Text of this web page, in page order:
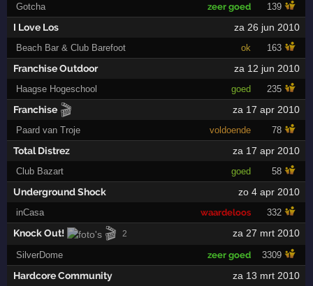
Gotcha zeer goed 139
I Love Los za 26 jun 2010
Beach Bar & Club Barefoot ok 163
Franchise Outdoor za 12 jun 2010
Haagse Hogeschool goed 235
Franchise 🎬 za 17 apr 2010
Paard van Troje voldoende 78
Total Distrez za 17 apr 2010
Club Bazart goed 58
Underground Shock zo 4 apr 2010
inCasa waardeloos 332
Knock Out! 🎬 2 za 27 mrt 2010
SilverDome zeer goed 3309
Hardcore Community za 13 mrt 2010